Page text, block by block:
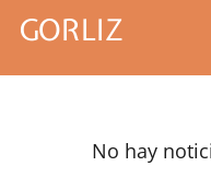
GORLIZ
No hay